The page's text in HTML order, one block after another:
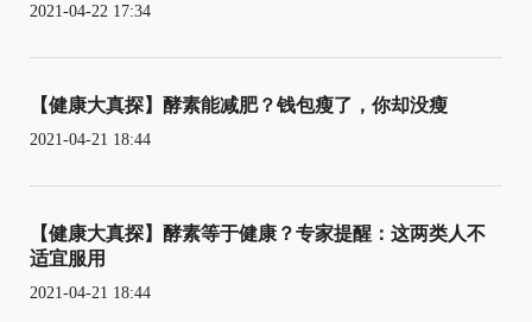
2021-04-22 17:34
【健康大真探】酵素能减肥？钱包瘦了，你却没瘦
2021-04-21 18:44
【健康大真探】酵素等于健康？专家提醒：这两类人不
适宜服用
2021-04-21 18:44